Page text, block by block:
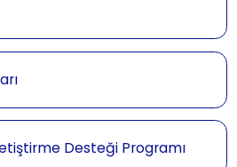
Desteği Programı